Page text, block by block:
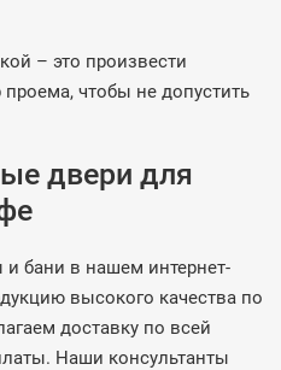
– это произвести
чтобы не допустить
двери для
бани в нашем интернет-
высокого качества по
доставку по всей
Наши консультанты